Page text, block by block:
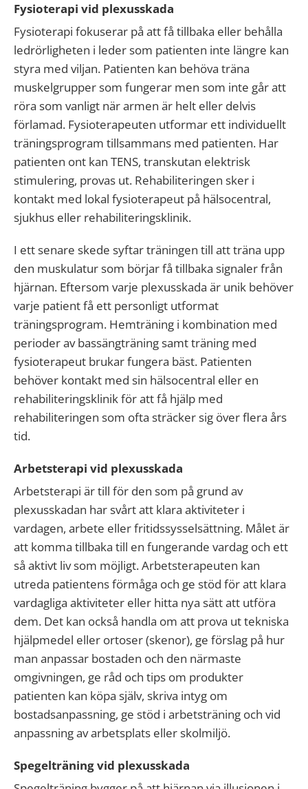
Fysioterapi vid plexusskada
Fysioterapi fokuserar på att få tillbaka eller behålla
ledrörligheten i leder som patienten inte längre kan
styra med viljan. Patienten kan behöva träna
muskelgrupper som fungerar men som inte går att
röra som vanligt när armen är helt eller delvis
förlamad. Fysioterapeuten utformar ett individuellt
träningsprogram tillsammans med patienten. Har
patienten ont kan TENS, transkutan elektrisk
stimulering, provas ut. Rehabiliteringen sker i
kontakt med lokal fysioterapeut på hälsocentral,
sjukhus eller rehabiliteringsklinik.
I ett senare skede syftar träningen till att träna upp
den muskulatur som börjar få tillbaka signaler från
hjärnan. Eftersom varje plexusskada är unik behöver
varje patient få ett personligt utformat
träningsprogram. Hemträning i kombination med
perioder av bassängträning samt träning med
fysioterapeut brukar fungera bäst. Patienten
behöver kontakt med sin hälsocentral eller en
rehabiliteringsklinik för att få hjälp med
rehabiliteringen som ofta sträcker sig över flera års
tid.
Arbetsterapi vid plexusskada
Arbetsterapi är till för den som på grund av
plexusskadan har svårt att klara aktiviteter i
vardagen, arbete eller fritidssysselsättning. Målet är
att komma tillbaka till en fungerande vardag och ett
så aktivt liv som möjligt. Arbetsterapeuten kan
utreda patientens förmåga och ge stöd för att klara
vardagliga aktiviteter eller hitta nya sätt att utföra
dem. Det kan också handla om att prova ut tekniska
hjälpmedel eller ortoser (skenor), ge förslag på hur
man anpassar bostaden och den närmaste
omgivningen, ge råd och tips om produkter
patienten kan köpa själv, skriva intyg om
bostadsanpassning, ge stöd i arbetsträning och vid
anpassning av arbetsplats eller skolmiljö.
Spegelträning vid plexusskada